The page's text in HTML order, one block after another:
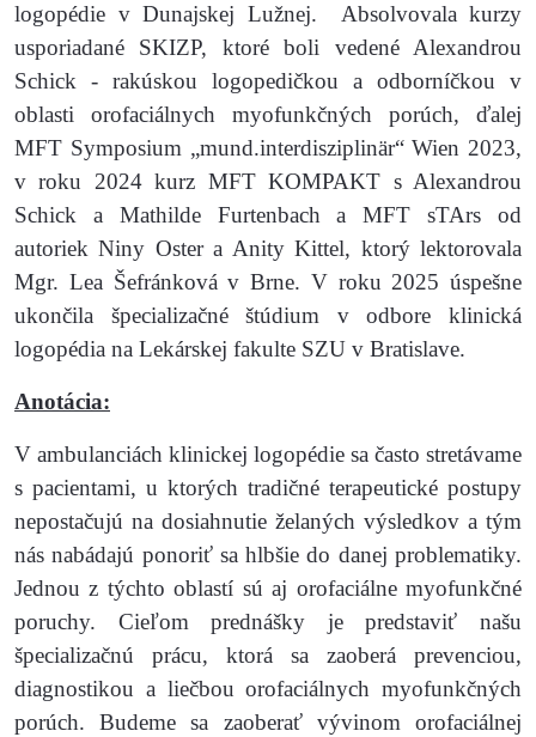
logopédie v Dunajskej Lužnej. Absolvovala kurzy
usporiadané SKIZP, ktoré boli vedené Alexandrou
Schick - rakúskou logopedičkou a odborníčkou v
oblasti orofaciálnych myofunkčných porúch, ďalej
MFT Symposium „mund.interdisziplinär“ Wien 2023,
v roku 2024 kurz MFT KOMPAKT s Alexandrou
Schick a Mathilde Furtenbach a MFT sTArs od
autoriek Niny Oster a Anity Kittel, ktorý lektorovala
Mgr. Lea Šefránková v Brne. V roku 2025 úspešne
ukončila špecializačné štúdium v odbore klinická
logopédia na Lekárskej fakulte SZU v Bratislave.
Anotácia:
V ambulanciách klinickej logopédie sa často stretávame
s pacientami, u ktorých tradičné terapeutické postupy
nepostačujú na dosiahnutie želaných výsledkov a tým
nás nabádajú ponoriť sa hlbšie do danej problematiky.
Jednou z týchto oblastí sú aj orofaciálne myofunkčné
poruchy. Cieľom prednášky je predstaviť našu
špecializačnú prácu, ktorá sa zaoberá prevenciou,
diagnostikou a liečbou orofaciálnych myofunkčných
porúch. Budeme sa zaoberať vývinom orofaciálnej